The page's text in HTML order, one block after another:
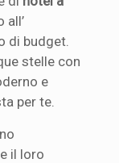
all’
di budget.
stelle con
e
per te.
il loro